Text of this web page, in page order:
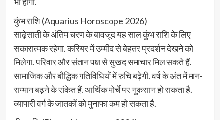
कुंभ राशि (Aquarius Horoscope 2026)
साढ़ेसाती के अंतिम चरण के बावजूद यह साल कुंभ राशि के लिए
सकारात्मक रहेगा. करियर में उम्मीद से बेहतर प्रदर्शन देखने को
मिलेगा. परिवार और संतान पक्ष से सुखद समाचार मिल सकते हैं.
सामाजिक और बौद्धिक गतिविधियों में रुचि बढ़ेगी. वर्ष के अंत में मान-
सम्मान बढ़ने के संकेत हैं. आर्थिक मोर्चे पर नुकसान हो सकता है.
व्यापारी वर्ग के जातकों को मुनाफा कम हो सकता है.